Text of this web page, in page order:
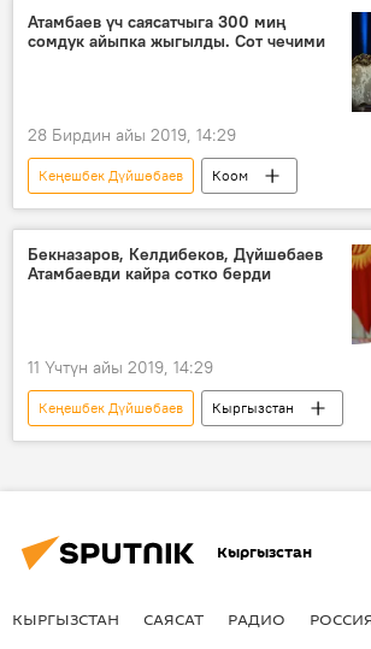
жарлык
кызмат
Атамбаев үч саясатчыга 300 миң
сомдук айыпка жыгылды. Сот чечими
28 Бирдин айы 2019, 14:29
Кеңешбек Дүйшөбаев
Коом
Кыргызстан
Жаңылыктар
Алмазбек Атамбаев
Азимбек
Ахматбек Келдибеков
сот
Бекназаров, Келдибеков, Дүйшөбаев
Атамбаевди кайра сотко берди
11 Үчтүн айы 2019, 14:29
Кеңешбек Дүйшөбаев
Кыргызстан
Коом
Жаңылыктар
Саясат
сот
арыз Кыргызстан
КЫРГЫЗСТАН САЯСАТ РАДИО